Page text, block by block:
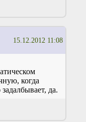
15.12.2012 11:08
когда
да.